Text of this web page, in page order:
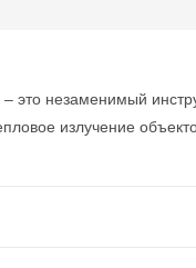
это незаменимый
излучение